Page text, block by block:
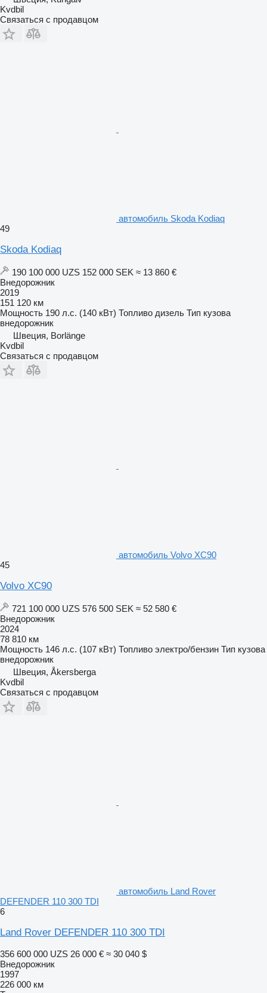
Kvdbil
Связаться с продавцом
автомобиль Skoda Kodiaq
49
Skoda Kodiaq
190 100 000 UZS 152 000 SEK ≈ 13 860 €
Внедорожник
2019
151 120 км
Мощность 190 л.с. (140 кВт) Топливо дизель Тип кузова
внедорожник
Швеция, Borlänge
Kvdbil
Связаться с продавцом
автомобиль Volvo XC90
45
Volvo XC90
721 100 000 UZS 576 500 SEK ≈ 52 580 €
Внедорожник
2024
78 810 км
Мощность 146 л.с. (107 кВт) Топливо электро/бензин Тип кузова
внедорожник
Швеция, Åkersberga
Kvdbil
Связаться с продавцом
автомобиль Land Rover
DEFENDER 110 300 TDI
6
Land Rover DEFENDER 110 300 TDI
356 600 000 UZS 26 000 € ≈ 30 040 $
Внедорожник
1997
226 000 км